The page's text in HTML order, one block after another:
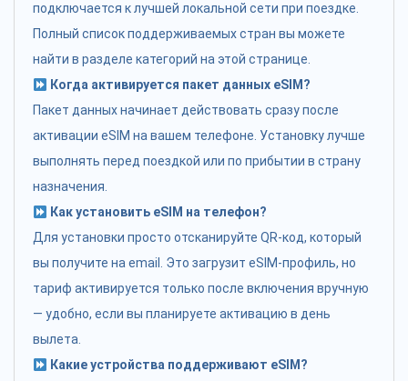
подключается к лучшей локальной сети при поездке.
Полный список поддерживаемых стран вы можете
найти в разделе категорий на этой странице.
Когда активируется пакет данных eSIM?
Пакет данных начинает действовать сразу после
активации eSIM на вашем телефоне. Установку лучше
выполнять перед поездкой или по прибытии в страну
назначения.
Как установить eSIM на телефон?
Для установки просто отсканируйте QR-код, который
вы получите на email. Это загрузит eSIM-профиль, но
тариф активируется только после включения вручную
— удобно, если вы планируете активацию в день
вылета.
Какие устройства поддерживают eSIM?